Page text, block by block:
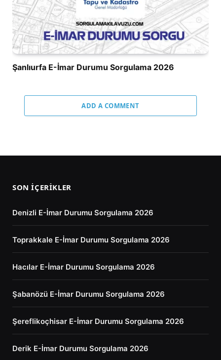
Şanlıurfa E-İmar Durumu Sorgulama 2026
ADD A COMMENT
SON İÇERIKLER
Denizli E-İmar Durumu Sorgulama 2026
Toprakkale E-İmar Durumu Sorgulama 2026
Hacılar E-İmar Durumu Sorgulama 2026
Şabanözü E-İmar Durumu Sorgulama 2026
Şereflikoçhisar E-İmar Durumu Sorgulama 2026
Derik E-İmar Durumu Sorgulama 2026